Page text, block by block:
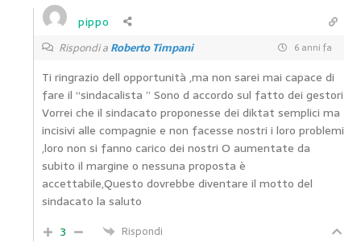
pippo
Rispondi aRoberto Timpani 6 anni fa
Ti ringrazio dell opportunità ,ma non sarei mai capace di
fare il “sindacalista ” Sono d accordo sul fatto dei gestori
Vorrei che il sindacato proponesse dei diktat semplici ma
incisivi alle compagnie e non facesse nostri i loro problemi
,loro non si fanno carico dei nostri O aumentate da
subito il margine o nessuna proposta è
accettabile,Questo dovrebbe diventare il motto del
sindacato la saluto
3
Rispondi